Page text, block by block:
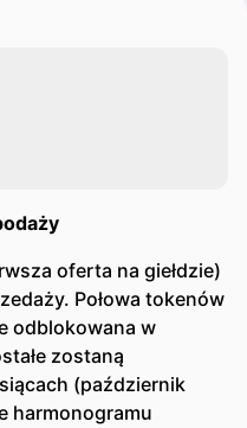
oferta na giełdzie)
Połowa tokenów
odblokowana w
zostaną
(październik
harmonogramu